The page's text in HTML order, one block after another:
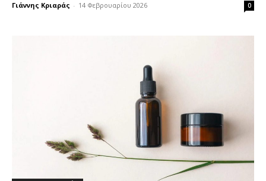
Γιάννης Κριαράς - 14 Φεβρουαρίου 2026 0